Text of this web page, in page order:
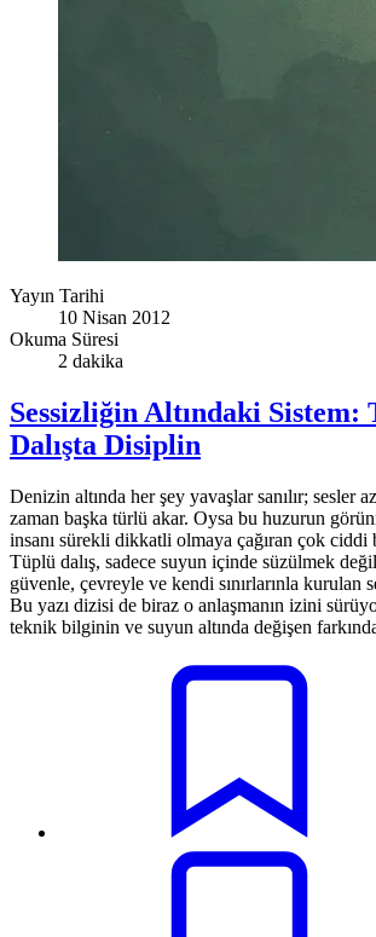
Yayın Tarihi
10 Nisan 2012
Okuma Süresi
2 dakika
Sessizliğin Altındaki Sistem:
Dalışta Disiplin
Denizin altında her şey yavaşlar sanılır; sesler
zaman başka türlü akar. Oysa bu huzurun
insanı sürekli dikkatli olmaya çağıran çok ciddi
Tüplü dalış, sadece suyun içinde süzülmek
güvenle, çevreyle ve kendi sınırlarınla kurulan
Bu yazı dizisi de biraz o anlaşmanın izini
teknik bilginin ve suyun altında değişen